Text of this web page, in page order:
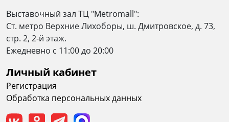
Личный кабинет
Регистрация
Обработка персональных данных
Выставочный зал ТЦ "Metromall":
Ст. метро Верхние Лихоборы, ш. Дмитровское, д. 73,
стр. 2, 2-й этаж.
Eжедневно c 11:00 до 20:00